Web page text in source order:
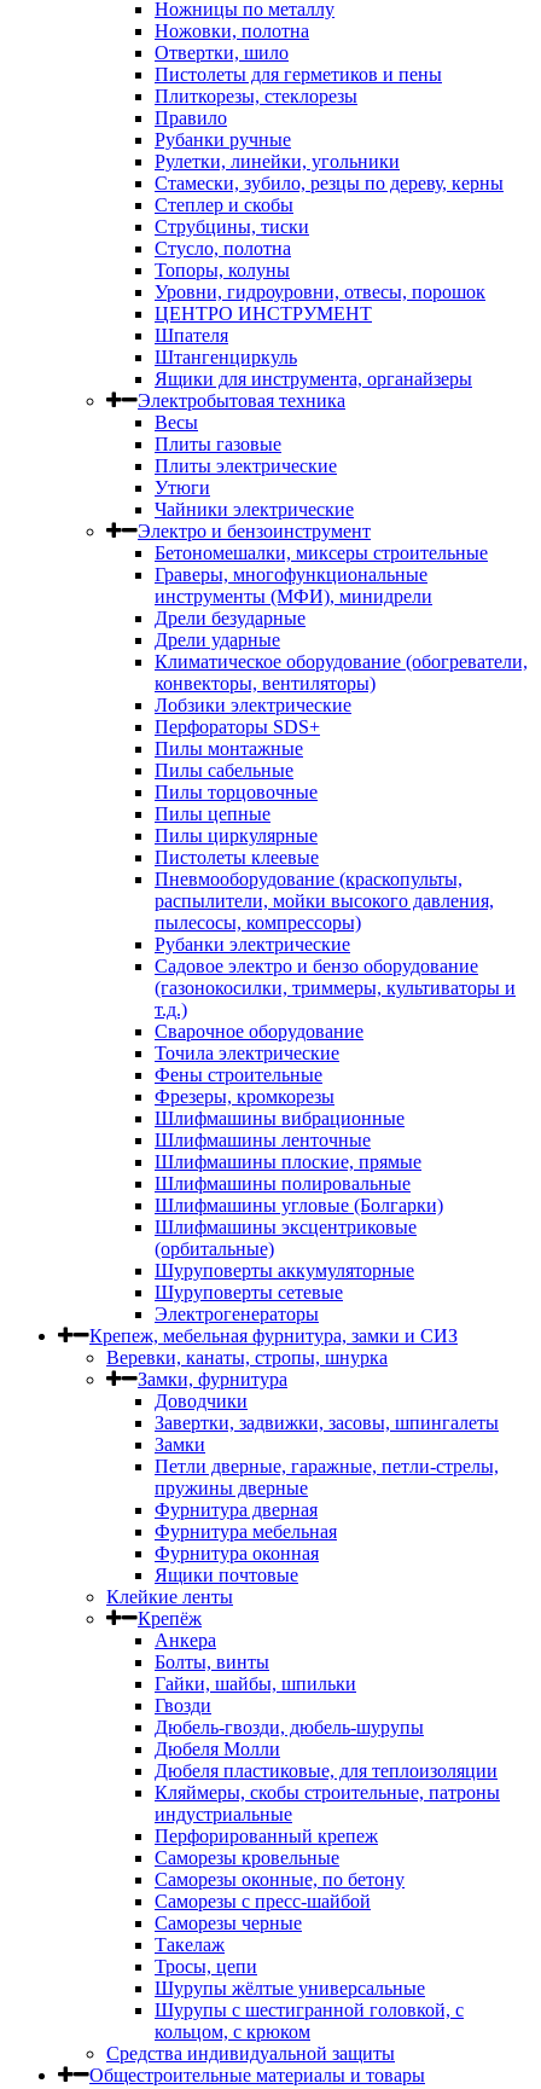
Ножницы по металлу
Ножовки, полотна
Отвертки, шило
Пистолеты для герметиков и пены
Плиткорезы, стеклорезы
Правило
Рубанки ручные
Рулетки, линейки, угольники
Стамески, зубило, резцы по дереву, керны
Степлер и скобы
Струбцины, тиски
Стусло, полотна
Топоры, колуны
Уровни, гидроуровни, отвесы, порошок
ЦЕНТРО ИНСТРУМЕНТ
Шпателя
Штангенциркуль
Ящики для инструмента, органайзеры
Электробытовая техника
Весы
Плиты газовые
Плиты электрические
Утюги
Чайники электрические
Электро и бензоинструмент
Бетономешалки, миксеры строительные
Граверы, многофункциональные
инструменты (МФИ), минидрели
Дрели безударные
Дрели ударные
Климатическое оборудование (обогреватели,
конвекторы, вентиляторы)
Лобзики электрические
Перфораторы SDS+
Пилы монтажные
Пилы сабельные
Пилы торцовочные
Пилы цепные
Пилы циркулярные
Пистолеты клеевые
Пневмооборудование (краскопульты,
распылители, мойки высокого давления,
пылесосы, компрессоры)
Рубанки электрические
Садовое электро и бензо оборудование
(газонокосилки, триммеры, культиваторы и
т.д.)
Сварочное оборудование
Точила электрические
Фены строительные
Фрезеры, кромкорезы
Шлифмашины вибрационные
Шлифмашины ленточные
Шлифмашины плоские, прямые
Шлифмашины полировальные
Шлифмашины угловые (Болгарки)
Шлифмашины эксцентриковые
(орбитальные)
Шуруповерты аккумуляторные
Шуруповерты сетевые
Электрогенераторы
Крепеж, мебельная фурнитура, замки и СИЗ
Веревки, канаты, стропы, шнурка
Замки, фурнитура
Доводчики
Завертки, задвижки, засовы, шпингалеты
Замки
Петли дверные, гаражные, петли-стрелы,
пружины дверные
Фурнитура дверная
Фурнитура мебельная
Фурнитура оконная
Ящики почтовые
Клейкие ленты
Крепёж
Анкера
Болты, винты
Гайки, шайбы, шпильки
Гвозди
Дюбель-гвозди, дюбель-шурупы
Дюбеля Молли
Дюбеля пластиковые, для теплоизоляции
Кляймеры, скобы строительные, патроны
индустриальные
Перфорированный крепеж
Саморезы кровельные
Саморезы оконные, по бетону
Саморезы с пресс-шайбой
Саморезы черные
Такелаж
Тросы, цепи
Шурупы жёлтые универсальные
Шурупы с шестигранной головкой, с
кольцом, с крюком
Средства индивидуальной защиты
Общестроительные материалы и товары